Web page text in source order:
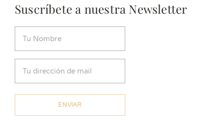
Suscríbete a nuestra Newsletter